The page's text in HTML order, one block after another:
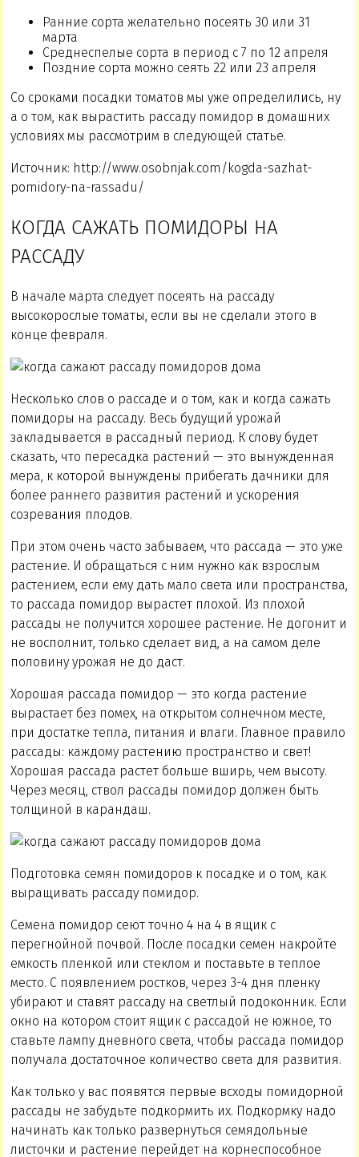
Ранние сорта желательно посеять 30 или 31
марта
Среднеспелые сорта в период с 7 по 12 апреля
Поздние сорта можно сеять 22 или 23 апреля
Со сроками посадки томатов мы уже определились, ну
а о том, как вырастить рассаду помидор в домашних
условиях мы рассмотрим в следующей статье.
Источник: http://www.osobnjak.com/kogda-sazhat-
pomidory-na-rassadu/
КОГДА САЖАТЬ ПОМИДОРЫ НА
РАССАДУ
В начале марта следует посеять на рассаду
высокорослые томаты, если вы не сделали этого в
конце февраля.
Несколько слов о рассаде и о том, как и когда сажать
помидоры на рассаду. Весь будущий урожай
закладывается в рассадный период. К слову будет
сказать, что пересадка растений — это вынужденная
мера, к которой вынуждены прибегать дачники для
более раннего развития растений и ускорения
созревания плодов.
При этом очень часто забываем, что рассада — это уже
растение. И обращаться с ним нужно как взрослым
растением, если ему дать мало света или пространства,
то рассада помидор вырастет плохой. Из плохой
рассады не получится хорошее растение. Не догонит и
не восполнит, только сделает вид, а на самом деле
половину урожая не до даст.
Хорошая рассада помидор — это когда растение
вырастает без помех, на открытом солнечном месте,
при достатке тепла, питания и влаги. Главное правило
рассады: каждому растению пространство и свет!
Хорошая рассада растет больше вширь, чем высоту.
Через месяц, ствол рассады помидор должен быть
толщиной в карандаш.
Подготовка семян помидоров к посадке и о том, как
выращивать рассаду помидор.
Семена помидор сеют точно 4 на 4 в ящик с
перегнойной почвой. После посадки семен накройте
емкость пленкой или стеклом и поставьте в теплое
место. С появлением ростков, через 3-4 дня пленку
убирают и ставят рассаду на светлый подоконник. Если
окно на котором стоит ящик с рассадой не южное, то
ставьте лампу дневного света, чтобы рассада помидор
получала достаточное количество света для развития.
Как только у вас появятся первые всходы помидорной
рассады не забудьте подкормить их. Подкормку надо
начинать как только развернуться семядольные
листочки и растение перейдет на корнеспособное